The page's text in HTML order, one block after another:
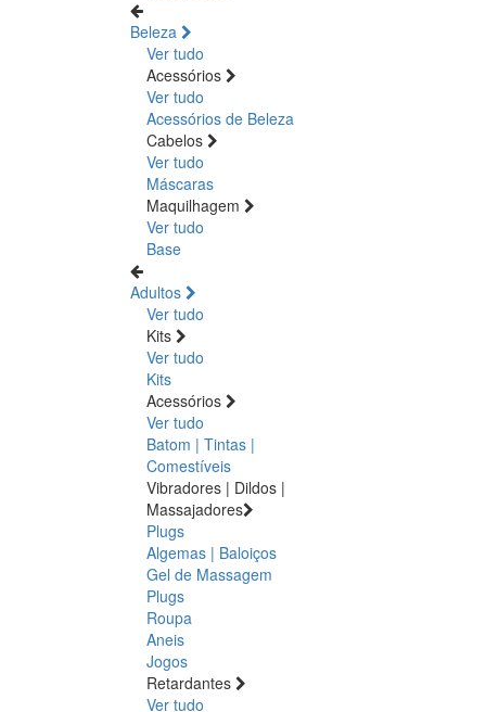
Beleza
Ver tudo
Acessórios
Ver tudo
Acessórios de Beleza
Cabelos
Ver tudo
Máscaras
Maquilhagem
Ver tudo
Base
Adultos
Ver tudo
Kits
Ver tudo
Kits
Acessórios
Ver tudo
Batom | Tintas |
Comestíveis
Vibradores | Dildos |
Massajadores
Plugs
Algemas | Baloiços
Gel de Massagem
Plugs
Roupa
Aneis
Jogos
Retardantes
Ver tudo